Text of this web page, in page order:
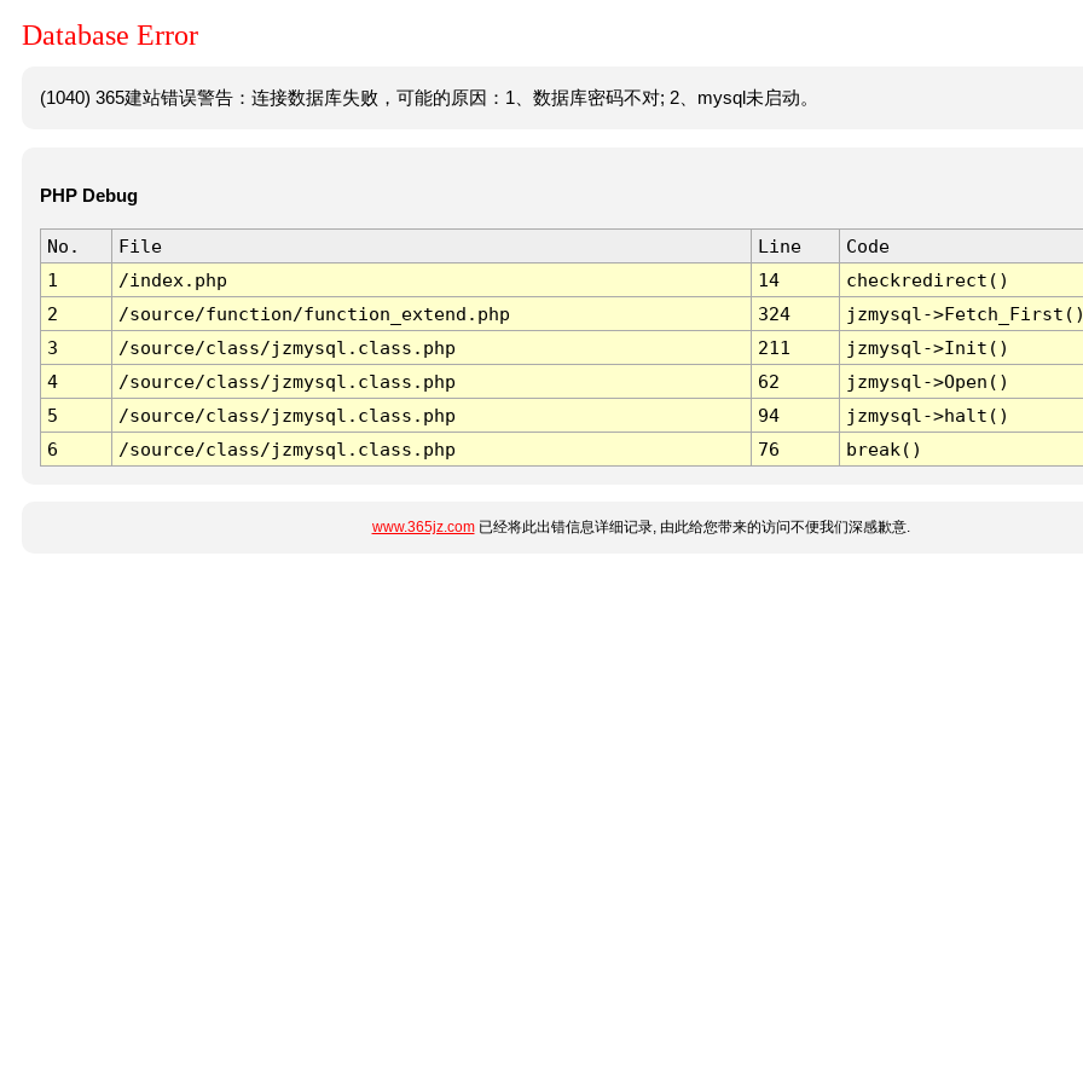
Database Error
(1040) 365建站错误警告：连接数据库失败，可能的原因：1、数据库密码不对; 2、mysql未启动。
PHP Debug
No. File Line
Code
1
/index.php 14
checkredirect()
2
/source/function/function_extend.php 324
jzmysql-
3
/source/class/jzmysql.class.php 211
jzmysql->Init()
4
/source/class/jzmysql.class.php 62
jzmysql->Open()
5
/source/class/jzmysql.class.php 94
jzmysql->halt()
6
/source/class/jzmysql.class.php 76 break()
www.365jz.com已经将此出错信息详细记录, 由此给您带来的访问不便我们深感歉意.